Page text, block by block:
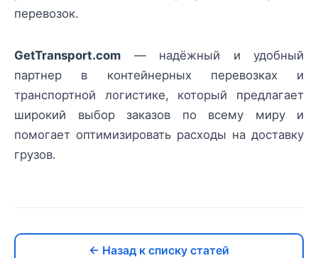
перевозок.
GetTransport.com — надёжный и удобный
партнер в контейнерных перевозках и
транспортной логистике, который предлагает
широкий выбор заказов по всему миру и
помогает оптимизировать расходы на доставку
грузов.
← Назад к списку статей